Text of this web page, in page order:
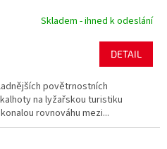
Skladem - ihned k odeslání
DETAIL
povětrnostních
na lyžařskou turistiku
rovnováhu mezi...